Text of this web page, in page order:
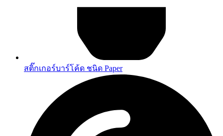
สติ๊กเกอร์บาร์โค้ด ชนิด Paper